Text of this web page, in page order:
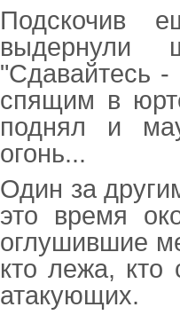
Подскочив
"Сдавайтесь
спящим в
поднял и
огонь...
Один за
это время
оглушившие
кто лежа,
атакующих.